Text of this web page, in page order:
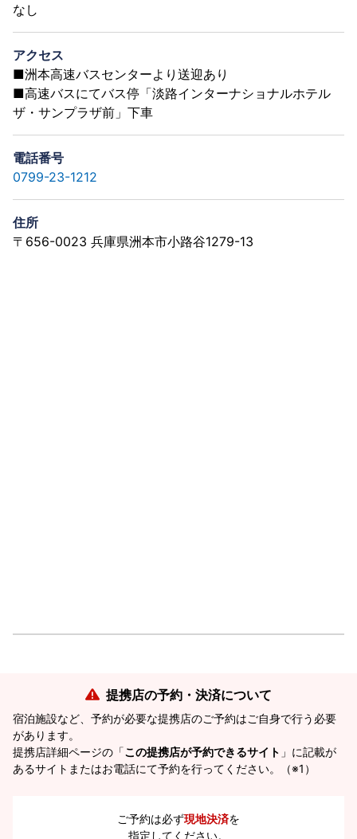
なし
アクセス
■洲本高速バスセンターより送迎あり
■高速バスにてバス停「淡路インターナショナルホテル
ザ・サンプラザ前」下車
電話番号
0799-23-1212
住所
〒656-0023 兵庫県洲本市小路谷1279-13
提携店の予約・決済について
宿泊施設など、予約が必要な提携店のご予約はご自身で行う必要
があります。
提携店詳細ページの「この提携店が予約できるサイト 」に記載が
あるサイトまたはお電話にて予約を行ってください。（※1）
ご予約は必ず現地決済を
指定してください。